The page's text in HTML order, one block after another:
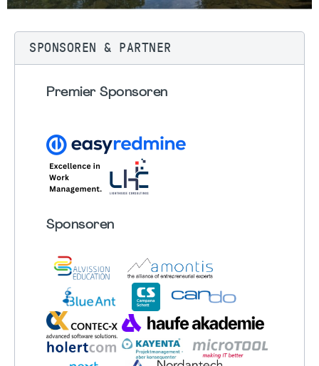
SPONSOREN & PARTNER
Premier Sponsoren
Sponsoren